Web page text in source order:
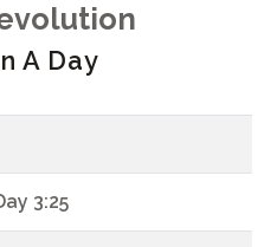
A Day
3:25